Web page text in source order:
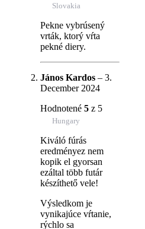
Slovakia
Pekne vybrúsený
vrták, ktorý vŕta
pekné diery.
János Kardos – 3.
December 2024
Hodnotené 5 z 5
Hungary
Kiváló fúrás
eredményez nem
kopik el gyorsan
ezáltal több futár
készíthető vele!
Výsledkom je
vynikajúce vŕtanie,
rýchlo sa